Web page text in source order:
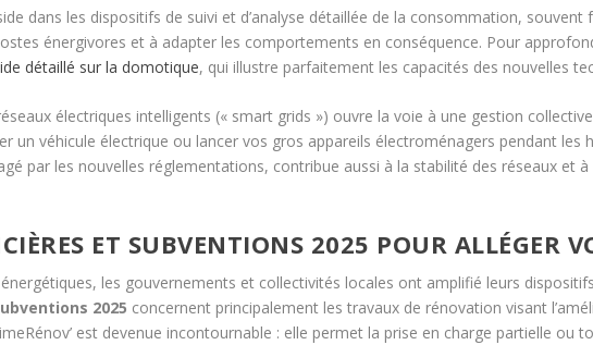
dans les dispositifs de suivi et d’analyse détaillée de la consommation,
énergivores et à adapter les comportements en conséquence. Pour
détaillé sur la domotique, qui illustre parfaitement les capacités des nouvelles
électriques intelligents (« smart grids ») ouvre la voie à une gestion
un véhicule électrique ou lancer vos gros appareils électroménagers pendant les
par les nouvelles réglementations, contribue aussi à la stabilité des réseaux et
ET SUBVENTIONS 2025 POUR ALLÉGER
les gouvernements et collectivités locales ont amplifié leurs
2025 concernent principalement les travaux de rénovation visant
est devenue incontournable : elle permet la prise en charge partielle ou